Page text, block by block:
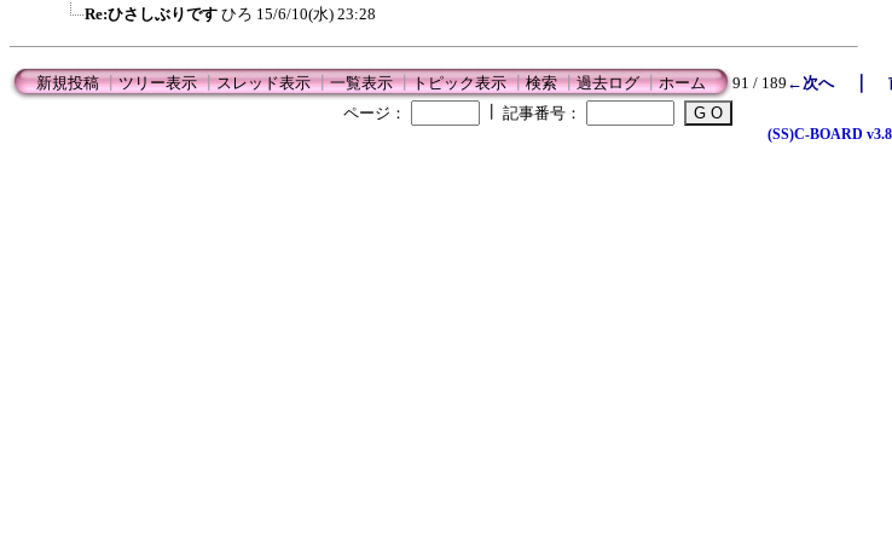
Re:ひさしぶりです ひろ 15/6/10(水) 23:28
新規投稿┃ツリー表示┃スレッド表示┃一覧表示┃トピック表示┃検索┃過去ログ┃ホーム 91 / 189 ←次へ｜
ページ：
記事番号：
(SS)C-BOARD